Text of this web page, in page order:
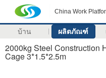
China Work
บ้าน ผลิตภัณฑ์
2000kg Steel Construction
Cage 3*1.5*2.5m